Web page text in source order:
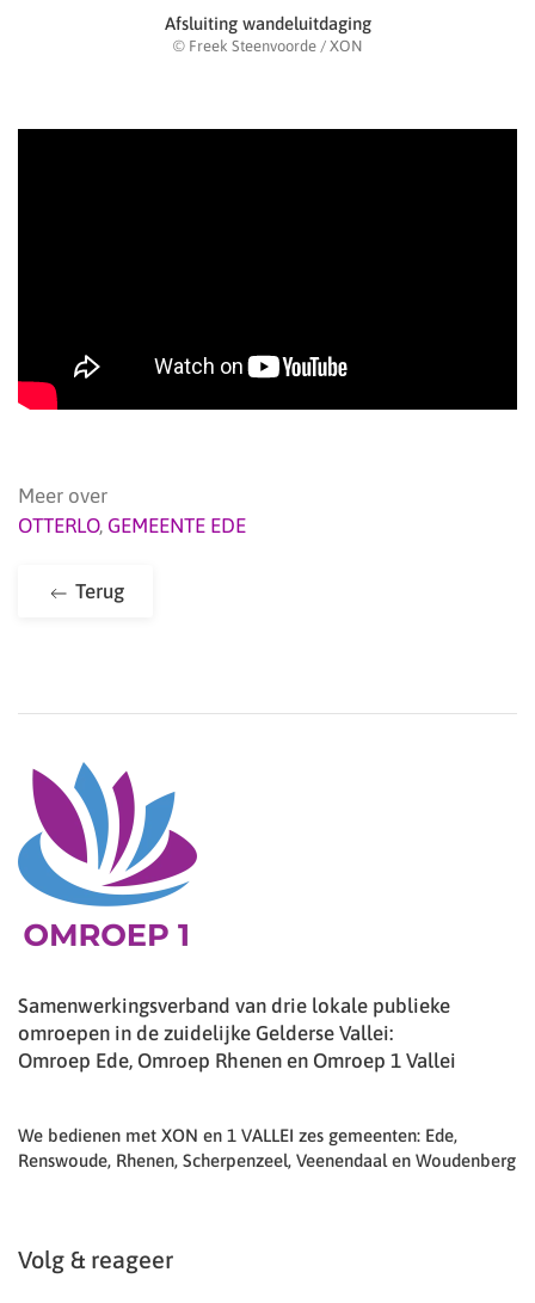
Afsluiting wandeluitdaging
© Freek Steenvoorde / XON
Meer over
OTTERLO, GEMEENTE EDE
Terug
Samenwerkingsverband van drie lokale publieke
omroepen in de zuidelijke Gelderse Vallei:
Omroep Ede, Omroep Rhenen en Omroep 1 Vallei
We bedienen met XON en 1 VALLEI zes gemeenten: Ede,
Renswoude, Rhenen, Scherpenzeel, Veenendaal en Woudenberg
Volg & reageer